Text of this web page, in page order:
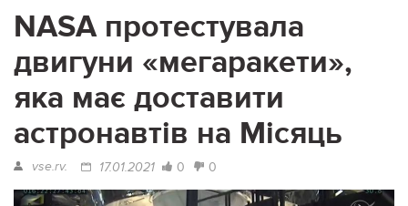
NASA протестувала
двигуни «мегаракети»,
яка має доставити
астронавтів на Місяць
vse.rv. 17.01.2021 0 0